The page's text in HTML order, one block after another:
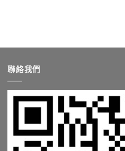
聯絡我們